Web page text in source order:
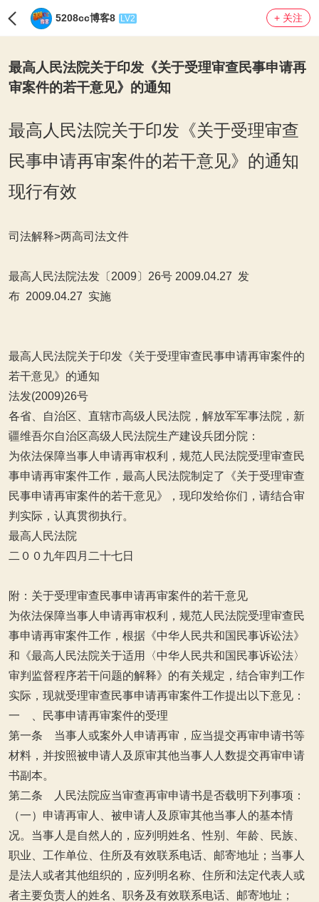
5208cc博客8 LV2 + 关注
最高人民法院关于印发《关于受理审查民事申请再
审案件的若干意见》的通知
最高人民法院关于印发《关于受理审查
民事申请再审案件的若干意见》的通知
现行有效
司法解释>两高司法文件
最高人民法院法发〔2009〕26号 2009.04.27 发
布 2009.04.27 实施
最高人民法院关于印发《关于受理审查民事申请再审案件的
若干意见》的通知
法发(2009)26号
各省、自治区、直辖市高级人民法院，解放军军事法院，新
疆维吾尔自治区高级人民法院生产建设兵团分院：
为依法保障当事人申请再审权利，规范人民法院受理审查民
事申请再审案件工作，最高人民法院制定了《关于受理审查
民事申请再审案件的若干意见》，现印发给你们，请结合审
判实际，认真贯彻执行。
最高人民法院
二００九年四月二十七日
附：关于受理审查民事申请再审案件的若干意见
为依法保障当事人申请再审权利，规范人民法院受理审查民
事申请再审案件工作，根据《中华人民共和国民事诉讼法》
和《最高人民法院关于适用〈中华人民共和国民事诉讼法〉
审判监督程序若干问题的解释》的有关规定，结合审判工作
实际，现就受理审查民事申请再审案件工作提出以下意见：
一 、民事申请再审案件的受理
第一条 当事人或案外人申请再审，应当提交再审申请书等
材料，并按照被申请人及原审其他当事人人数提交再审申请
书副本。
第二条 人民法院应当审查再审申请书是否载明下列事项：
（一）申请再审人、被申请人及原审其他当事人的基本情
况。当事人是自然人的，应列明姓名、性别、年龄、民族、
职业、工作单位、住所及有效联系电话、邮寄地址；当事人
是法人或者其他组织的，应列明名称、住所和法定代表人或
者主要负责人的姓名、职务及有效联系电话、邮寄地址；